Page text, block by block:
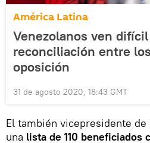
América Latina
Venezolanos ven
reconciliación entre
oposición
31 de agosto 2020, 18:43 GMT
El también vicepresidente
una lista de 110 beneficiados